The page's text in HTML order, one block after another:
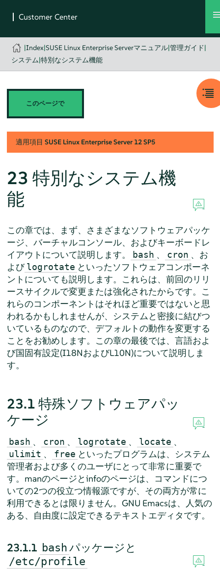
|Index|SUSE Linux Enterprise Serverマニュアル|管理ガイド|
システム|特別なシステム機能
このページで
適用項目 SUSE Linux Enterprise Server 12 SP5
23 特別なシステム機
能
この章では、まず、さまざまなソフトウェアパッケ
ージ、バーチャルコンソール、およびキーボードレ
イアウトについて説明します。
bash 、 cron 、お
よび logrotate といったソフトウェアコンポーネ
ントについても説明します。これらは、前回のリリ
ースサイクルで変更または強化されたからです。こ
れらのコンポーネントはそれほど重要ではないと思
われるかもしれませんが、システムと密接に結びつ
いているものなので、デフォルトの動作を変更する
ことをお勧めします。この章の最後では、言語およ
び国固有設定(I18NおよびL10N)について説明しま
す。
23.1 特殊ソフトウェアパッ
ケージ
bash 、 cron 、 logrotate 、 locate 、
ulimit 、 free といったプログラムは、システム
管理者および多くのユーザにとって非常に重要で
す。manのページとinfoのページは、コマンドにつ
いての2つの役立つ情報源ですが、その両方が常に
利用できるとは限りません。GNU Emacsは、人気の
ある、自由度に設定できるテキストエディタです。
23.1.1 bash パッケージと
/etc/profile